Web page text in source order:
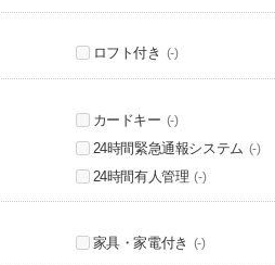
ロフト付き (-)
カードキー (-)
24時間緊急通報システム (-)
24時間有人管理 (-)
家具・家電付き (-)